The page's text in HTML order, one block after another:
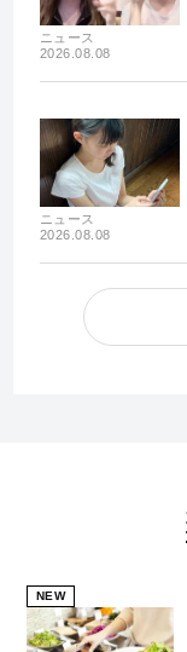
ニュース
2026.08.08
ニュース
2026.08.08
NEW